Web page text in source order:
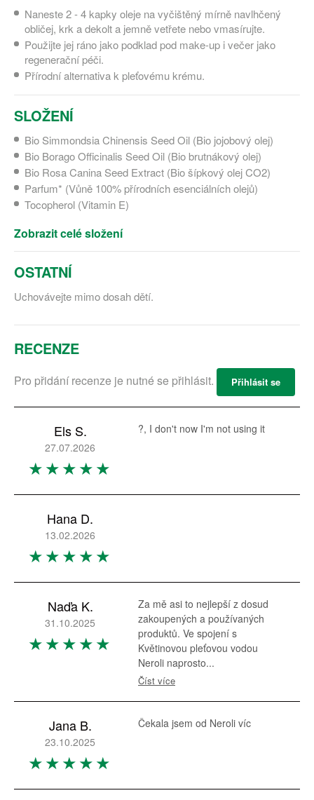
Naneste 2 - 4 kapky oleje na vyčištěný mírně navlhčený
obličej, krk a dekolt a jemně vetřete nebo vmasírujte.
Použijte jej ráno jako podklad pod make-up i večer jako
regenerační péči.
Přírodní alternativa k pleťovému krému.
SLOŽENÍ
Bio Simmondsia Chinensis Seed Oil (Bio jojobový olej)
Bio Borago Officinalis Seed Oil (Bio brutnákový olej)
Bio Rosa Canina Seed Extract (Bio šípkový olej CO2)
Parfum* (Vůně 100% přírodních esenciálních olejů)
Tocopherol (Vitamin E)
Zobrazit celé složení
OSTATNÍ
Uchovávejte mimo dosah dětí.
RECENZE
Pro přidání recenze je nutné se přihlásit. Přihlásit se
Els S.
27.07.2026
?, I don't now I'm not using it
Hana D.
13.02.2026
Naďa K.
31.10.2025
Za mě asi to nejlepší z dosud
zakoupených a používaných
produktů. Ve spojení s
Květinovou pleťovou vodou
Neroli naprosto...
Číst více
Jana B.
23.10.2025
Čekala jsem od Neroli víc